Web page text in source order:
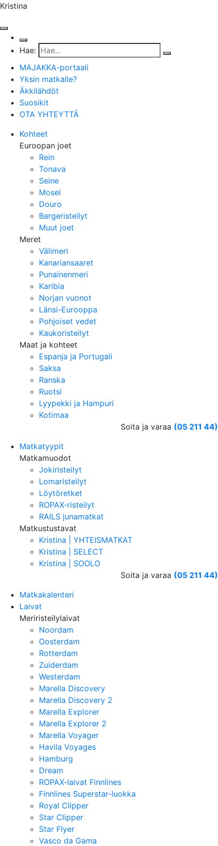
Kristina
Hae:
MAJAKKA-portaali
Yksin matkalle?
Äkkilähdöt
Suosikit
OTA YHTEYTTÄ
Kohteet
Euroopan joet
Rein
Tonava
Seine
Mosel
Douro
Bargeristeilyt
Muut joet
Meret
Välimeri
Kanariansaaret
Punainenmeri
Karibia
Norjan vuonot
Länsi-Eurooppa
Pohjoiset vedet
Kaukoristeilyt
Maat ja kohteet
Espanja ja Portugali
Saksa
Ranska
Ruotsi
Lyypekki ja Hampuri
Kotimaa
Soita ja varaa (05 211 44)
Matkatyypit
Matkamuodot
Jokiristeilyt
Lomaristeilyt
Löytöretket
ROPAX-risteilyt
RAILS junamatkat
Matkustustavat
Kristina | YHTEISMATKAT
Kristina | SELECT
Kristina | SOOLO
Soita ja varaa (05 211 44)
Matkakalenteri
Laivat
Meriristeilylaivat
Noordam
Oosterdam
Rotterdam
Zuiderdam
Westerdam
Marella Discovery
Marella Discovery 2
Marella Explorer
Marella Explorer 2
Marella Voyager
Havila Voyages
Hamburg
Dream
ROPAX-laivat Finnlines
Finnlines Superstar-luokka
Royal Clipper
Star Clipper
Star Flyer
Vasco da Gama